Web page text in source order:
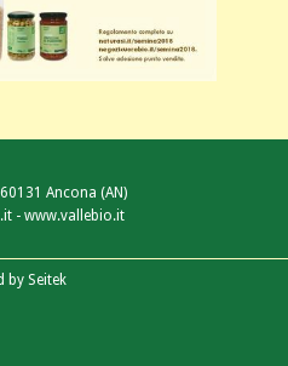
Ancona (AN)
- www.vallebio.it
by Seitek